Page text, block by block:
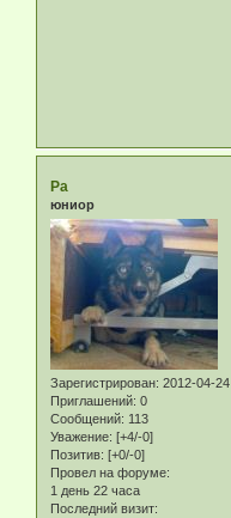
Ра
юниор
Зарегистрирован: 2012-04-24
Приглашений: 0
Сообщений: 113
Уважение: [+4/-0]
Позитив: [+0/-0]
Провел на форуме:
1 день 22 часа
Последний визит: